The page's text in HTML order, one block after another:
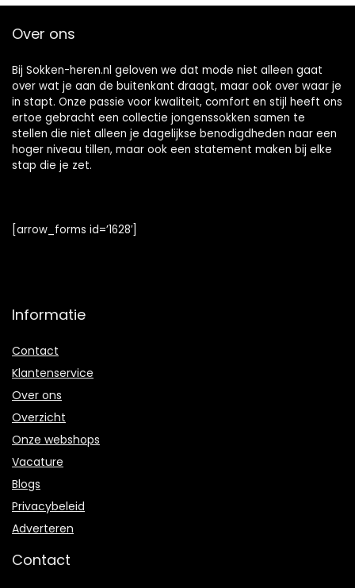
Over ons
Bij Sokken-heren.nl geloven we dat mode niet alleen gaat
over wat je aan de buitenkant draagt, maar ook over waar je
in stapt. Onze passie voor kwaliteit, comfort en stijl heeft ons
ertoe gebracht een collectie jongenssokken samen te
stellen die niet alleen je dagelijkse benodigdheden naar een
hoger niveau tillen, maar ook een statement maken bij elke
stap die je zet.
[arrow_forms id=’1628′]
Informatie
Contact
Klantenservice
Over ons
Overzicht
Onze webshops
Vacature
Blogs
Privacybeleid
Adverteren
Contact